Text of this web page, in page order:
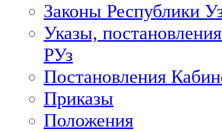
Законы Республики
Указы,
РУз
Постановления
Приказы
Положения